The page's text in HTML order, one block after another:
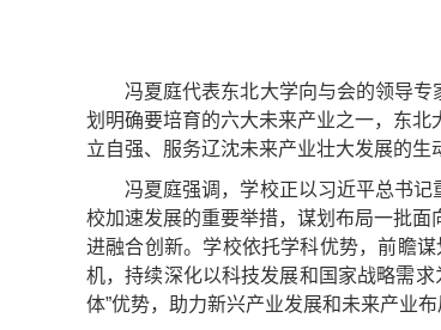
冯夏庭代表东北大学向与会的领导
划明确要培育的六大未来产业之一，东
立自强、服务辽沈未来产业壮大发展的生
冯夏庭强调，学校正以习近平总书
校加速发展的重要举措，谋划布局一批
进融合创新。学校依托学科优势，前瞻
机，持续深化以科技发展和国家战略需
体”优势，助力新兴产业发展和未来产业